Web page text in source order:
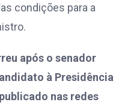
condições para a
após o senador
à Presidência
nas redes